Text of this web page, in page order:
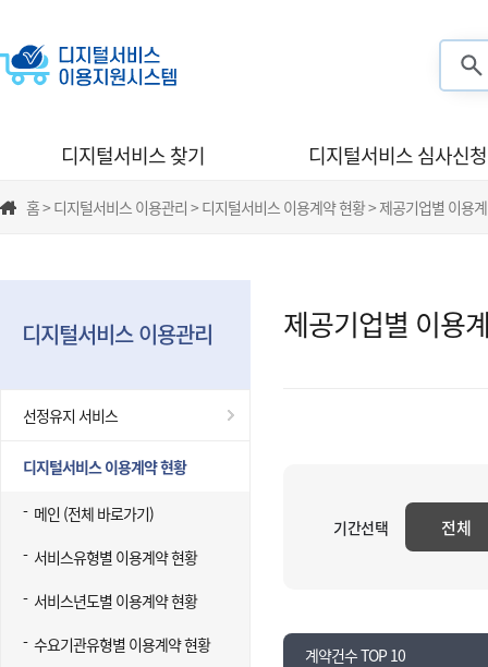
디지털서비스 찾기 디지털서비스 심사신청
홈 > 디지털서비스 이용관리 > 디지털서비스 이용계약 현황 > 제공기업별 이용
디지털서비스 이용관리
선정유지 서비스
디지털서비스 이용계약 현황
메인 (전체 바로가기)
서비스유형별 이용계약 현황
서비스년도별 이용계약 현황
수요기관유형별 이용계약 현황
제공기업별 이용
기간선택 전체
계약건수 TOP 10